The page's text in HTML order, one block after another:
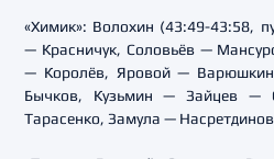
«Химик»: Волохин (43:49-43:58,
— Красничук, Соловьёв —
— Королёв, Яровой —
Бычков, Кузьмин — Зайцев —
Тарасенко, Замула —